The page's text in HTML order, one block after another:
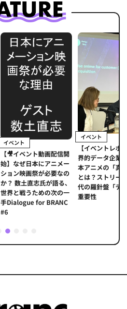
イベント
【🎥イベント動画配信開
始】なぜ日本にアニメー
ション映画祭が必要なの
か？ 数土直志氏が語る、
世界と戦うための次の一
手Dialogue for BRANC
#6
イベント
【イベントレポ
界的データ企業
本アニメの「真
とは？ストリー
代の羅針盤「デ
重要性
2